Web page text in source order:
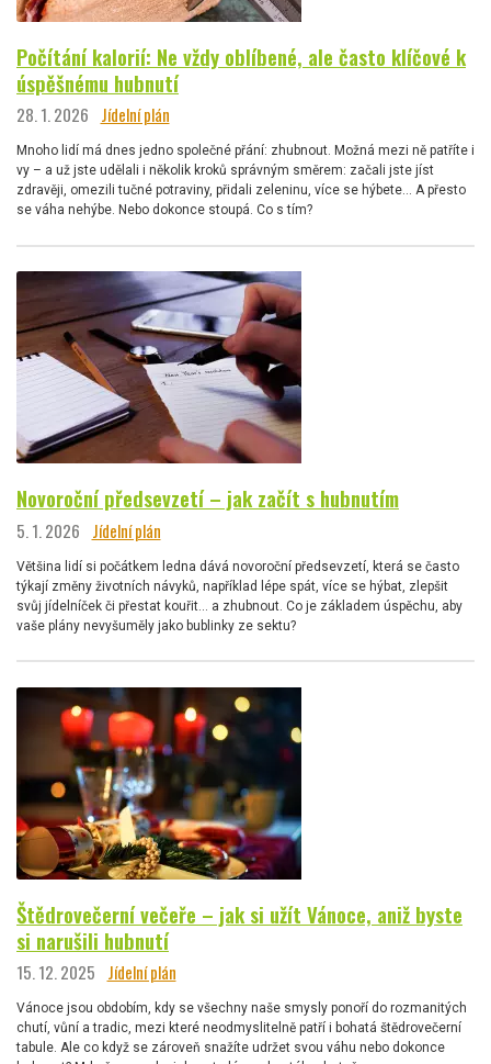
Počítání kalorií: Ne vždy oblíbené, ale často klíčové k
úspěšnému hubnutí
28. 1. 2026 Jídelní plán
Mnoho lidí má dnes jedno společné přání: zhubnout. Možná mezi ně patříte i
vy – a už jste udělali i několik kroků správným směrem: začali jste jíst
zdravěji, omezili tučné potraviny, přidali zeleninu, více se hýbete… A přesto
se váha nehýbe. Nebo dokonce stoupá. Co s tím?
Novoroční předsevzetí – jak začít s hubnutím
5. 1. 2026 Jídelní plán
Většina lidí si počátkem ledna dává novoroční předsevzetí, která se často
týkají změny životních návyků, například lépe spát, více se hýbat, zlepšit
svůj jídelníček či přestat kouřit… a zhubnout. Co je základem úspěchu, aby
vaše plány nevyšuměly jako bublinky ze sektu?
Štědrovečerní večeře – jak si užít Vánoce, aniž byste
si narušili hubnutí
15. 12. 2025 Jídelní plán
Vánoce jsou obdobím, kdy se všechny naše smysly ponoří do rozmanitých
chutí, vůní a tradic, mezi které neodmyslitelně patří i bohatá štědrovečerní
tabule. Ale co když se zároveň snažíte udržet svou váhu nebo dokonce